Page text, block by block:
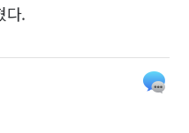
다.